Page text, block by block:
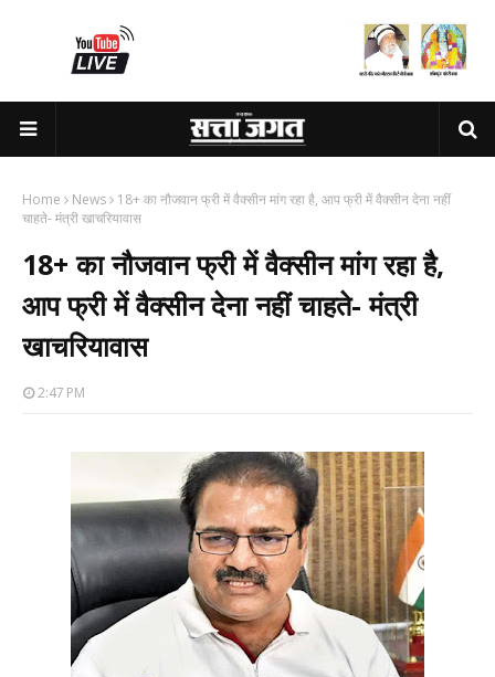
Home News
18+ का नौजवान फ्री में वैक्सीन मांग रहा है, आप फ्री में वैक्सीन देना नहीं
चाहते- मंत्री खाचरियावास
18+ का नौजवान फ्री में वैक्सीन मांग रहा है,
आप फ्री में वैक्सीन देना नहीं चाहते- मंत्री
खाचरियावास
2:47 PM